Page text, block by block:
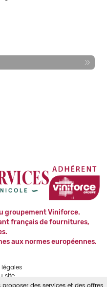
groupement Viniforce.
français de fournitures,
aux normes européennes.
site